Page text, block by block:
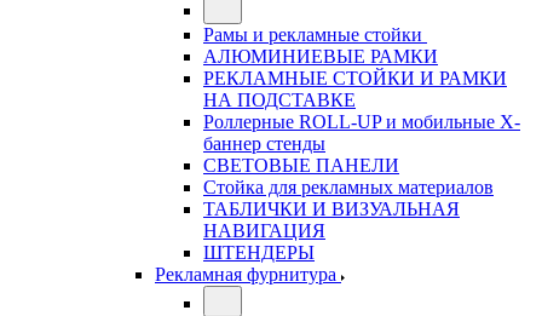
Рамы и рекламные стойки
АЛЮМИНИЕВЫЕ РАМКИ
РЕКЛАМНЫЕ СТОЙКИ И РАМКИ
НА ПОДСТАВКЕ
Роллерные ROLL-UP и мобильные X-
баннер стенды
СВЕТОВЫЕ ПАНЕЛИ
Стойка для рекламных материалов
ТАБЛИЧКИ И ВИЗУАЛЬНАЯ
НАВИГАЦИЯ
ШТЕНДЕРЫ
Рекламная фурнитура